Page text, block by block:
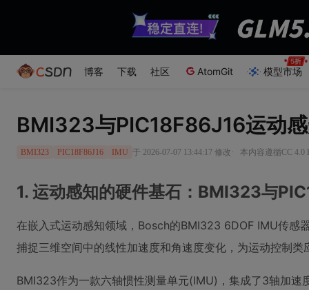
博客 下载 社区 AtomGit 模型市场
BMI323与PIC18F86J16运动
BMI323 PIC18F86J16 IMU 于 2026-07-07 13:44:17 修改 · 本内容遵循CC 4.0
1. 运动感知的硬件基石：BMI323与
在嵌入式运动感知领域，Bosch的BMI323 6DOF IMU传感
捕捉三维空间中的线性加速度和角速度变化，为运动控制类
BMI323作为一款六轴惯性测量单元(IMU)，集成了3轴加